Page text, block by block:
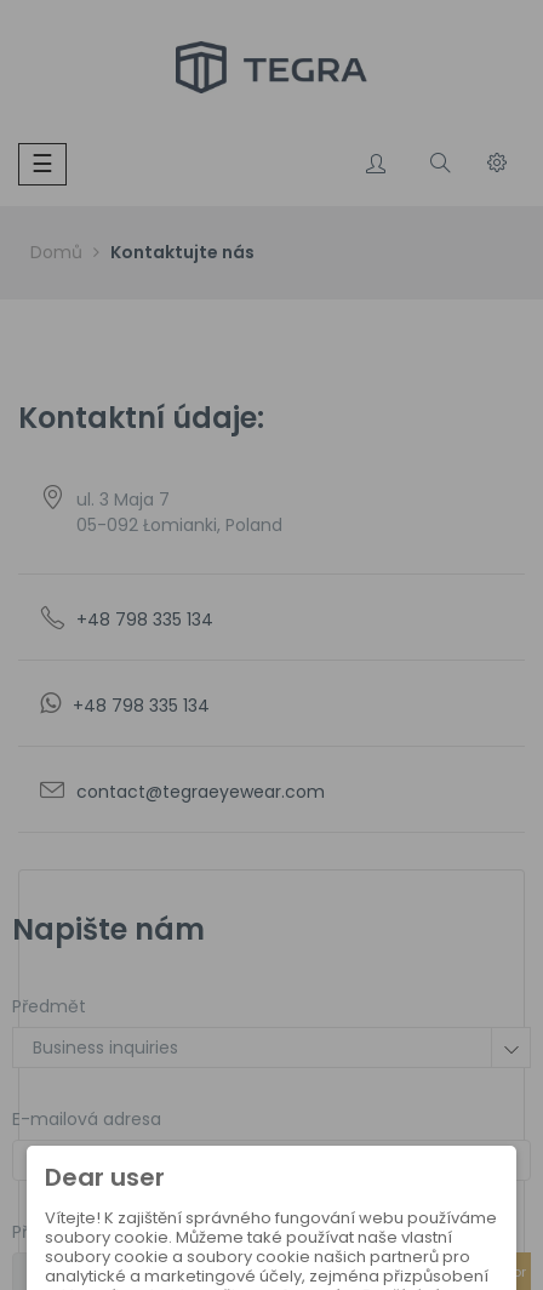
Toggle
navigation
☰
Domů Kontaktujte nás
Kontaktní údaje:
ul. 3 Maja 7
05-092 Łomianki, Poland
+48 798 335 134
+48 798 335 134
contact@tegraeyewear.com
Napište nám
Předmět
E-mailová adresa
Přílohy
Vybrat soubor
Dear user
Vítejte! K zajištění správného fungování webu používáme
soubory cookie. Můžeme také používat naše vlastní
soubory cookie a soubory cookie našich partnerů pro
analytické a marketingové účely, zejména přizpůsobení